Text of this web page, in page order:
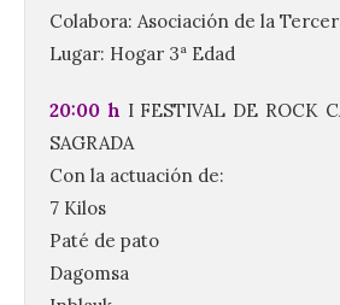
Colabora: Asociación de la
Lugar: Hogar 3ª Edad
20:00 h I FESTIVAL DE ROCK
SAGRADA
Con la actuación de:
7 Kilos
Paté de pato
Dagomsa